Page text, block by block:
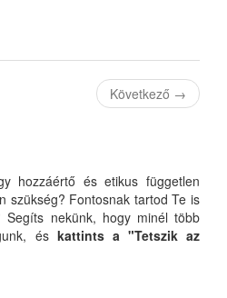
Következő →
hozzáértő és etikus független
szükség? Fontosnak tartod Te is
Segíts nekünk, hogy minél több
és kattints a "Tetszik az